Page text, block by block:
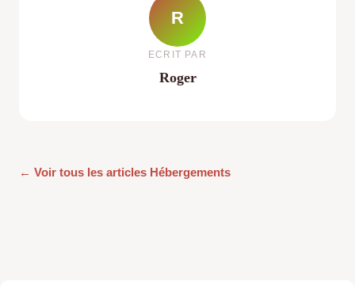
R
ECRIT PAR
Roger
← Voir tous les articles Hébergements